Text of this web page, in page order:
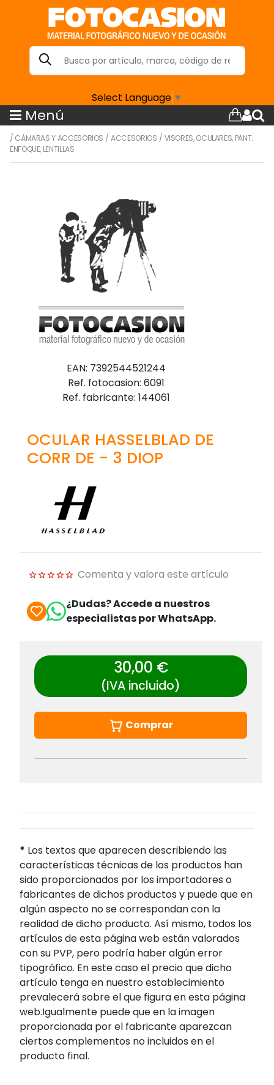
Select Language ▼
Menú
/ CÁMARAS Y ACCESORIOS /ACCESORIOS / VISORES, OCULARES, PANT.
ENFOQUE, LENTILLAS
EAN: 7392544521244
Ref. fotocasion: 6091
Ref. fabricante: 144061
OCULAR HASSELBLAD DE
CORR DE - 3 DIOP
Comenta y valora este artículo
¿Dudas? Accede a nuestros
especialistas por WhatsApp.
30,00 €
(IVA incluido)
Comprar
* Los textos que aparecen describiendo las
características técnicas de los productos han
sido proporcionados por los importadores o
fabricantes de dichos productos y puede que en
algún aspecto no se correspondan con la
realidad de dicho producto. Así mismo, todos los
artículos de esta página web están valorados
con su PVP, pero podría haber algún error
tipográfico. En este caso el precio que dicho
artículo tenga en nuestro establecimiento
prevalecerá sobre el que figura en esta página
web.Igualmente puede que en la imagen
proporcionada por el fabricante aparezcan
ciertos complementos no incluidos en el
producto final.